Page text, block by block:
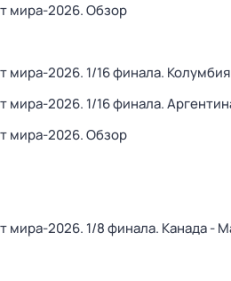
мира-2026. Обзор
мира-2026. 1/16 финала.
мира-2026. 1/16 финала.
мира-2026. Обзор
мира-2026. 1/8 финала. Канада -